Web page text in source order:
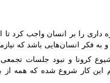
داری را بر انسان واجب کرد تا
فکر انسان‌هایی باشد که
کرونا و نبود جلسات
این کار شروع شده که همه از